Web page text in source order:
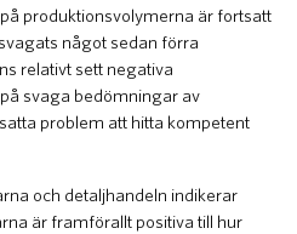
produktionsvolymerna är fortsatt
något sedan förra
relativt sett negativa
svaga bedömningar av
problem att hitta kompetent
och detaljhandeln indikerar
är framförallt positiva till hur